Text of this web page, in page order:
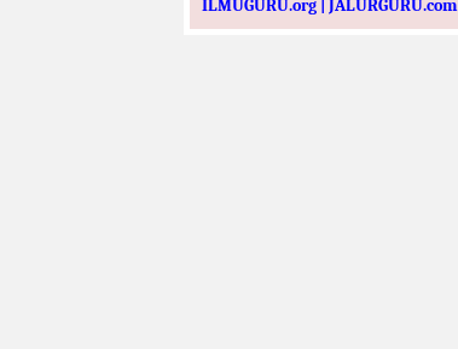
ILMUGURU.org | JALURGURU.com